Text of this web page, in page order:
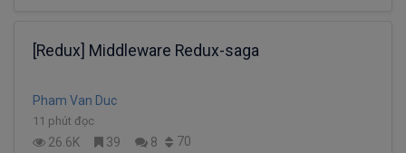
[Redux] Middleware Redux-saga
Pham Van Duc
11 phút đọc
26.6K 39 8 70